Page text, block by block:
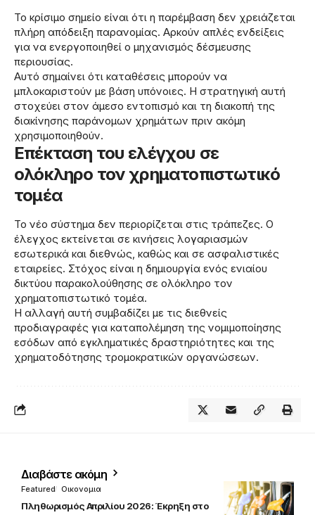
Το κρίσιμο σημείο είναι ότι η παρέμβαση δεν χρειάζεται
πλήρη απόδειξη παρανομίας. Αρκούν απλές ενδείξεις
για να ενεργοποιηθεί ο μηχανισμός δέσμευσης
περιουσίας.
Αυτό σημαίνει ότι καταθέσεις μπορούν να
μπλοκαριστούν με βάση υπόνοιες. Η στρατηγική αυτή
στοχεύει στον άμεσο εντοπισμό και τη διακοπή της
διακίνησης παράνομων χρημάτων πριν ακόμη
χρησιμοποιηθούν.
Επέκταση του ελέγχου σε
ολόκληρο τον χρηματοπιστωτικό
τομέα
Το νέο σύστημα δεν περιορίζεται στις τράπεζες. Ο
έλεγχος εκτείνεται σε κινήσεις λογαριασμών
εσωτερικά και διεθνώς, καθώς και σε ασφαλιστικές
εταιρείες. Στόχος είναι η δημιουργία ενός ενιαίου
δικτύου παρακολούθησης σε ολόκληρο τον
χρηματοπιστωτικό τομέα.
Η αλλαγή αυτή συμβαδίζει με τις διεθνείς
προδιαγραφές για καταπολέμηση της νομιμοποίησης
εσόδων από εγκληματικές δραστηριότητες και της
χρηματοδότησης τρομοκρατικών οργανώσεων.
Διαβάστε ακόμη
Featured Οικονομια
Πληθωρισμός Απριλίου 2026: Έκρηξη στο